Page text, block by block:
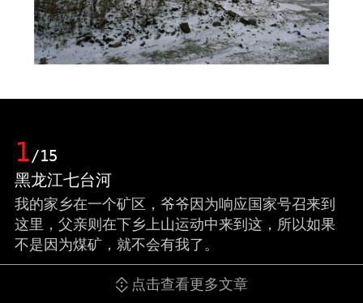
1/15
黑龙江七台河
我的家乡在一个矿区，爷爷因为响应国家号召来到
这里，父亲则在下乡上山运动中来到这，所以如果
不是因为煤矿，就不会有我了。
点击查看更多文章